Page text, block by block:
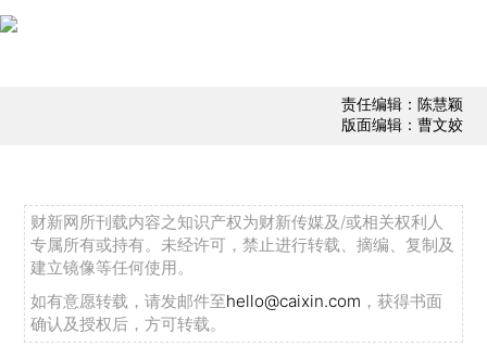
责任编辑：陈慧颖
版面编辑：曹文姣
财新网所刊载内容之知识产权为财新传媒及/或相关权利人
专属所有或持有。未经许可，禁止进行转载、摘编、复制及
建立镜像等任何使用。
如有意愿转载，请发邮件至hello@caixin.com ，获得书面
确认及授权后，方可转载。